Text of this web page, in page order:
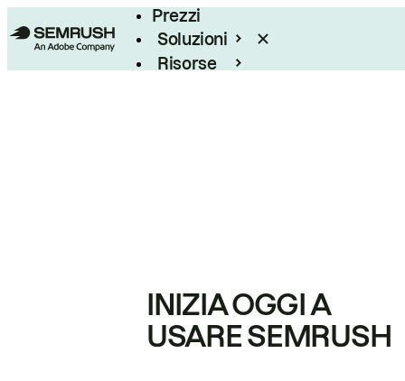
Prezzi
Soluzioni
Risorse
INIZIA OGGI A
USARE SEMRUSH